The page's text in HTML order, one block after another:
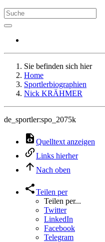
Sie befinden sich hier
Home
Sportlerbiographien
Nick KRÄHMER
de_sportler:spo_2075k
Quelltext anzeigen
Links hierher
Nach oben
Teilen per
Teilen per...
Twitter
LinkedIn
Facebook
Telegram